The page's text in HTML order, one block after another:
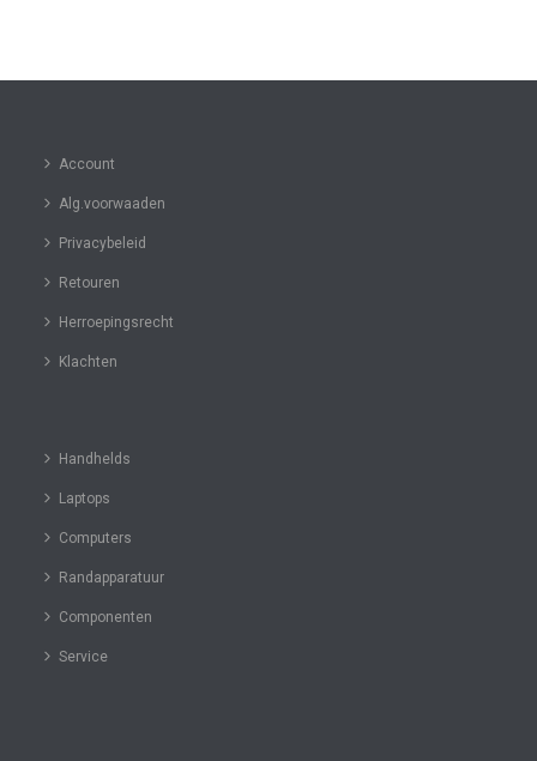
Account
Alg.voorwaaden
Privacybeleid
Retouren
Herroepingsrecht
Klachten
Handhelds
Laptops
Computers
Randapparatuur
Componenten
Service